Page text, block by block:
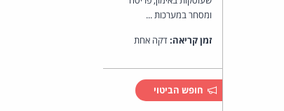
ומסחר במערכות ...
זמן קריאה:דקה אחת
חופש הביטוי